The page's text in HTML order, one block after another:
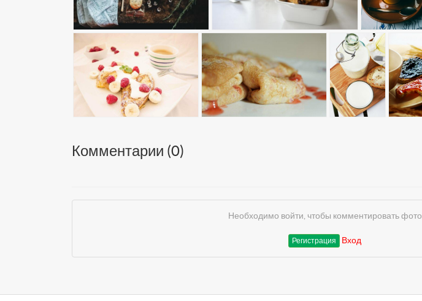
Комментарии (0)
Необходимо войти, чтобы комментировать фото
Регистрация Вход